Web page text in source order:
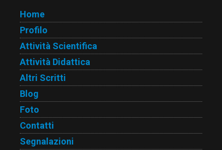
Home
Profilo
Attività Scientifica
Attività Didattica
Altri Scritti
Blog
Foto
Contatti
Segnalazioni